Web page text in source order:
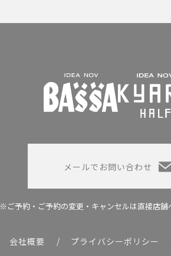
メールでお問い合わせ
※ご予約・ご予約の変更・キャンセルは直接店舗
会社概要 プライバシーポリシー